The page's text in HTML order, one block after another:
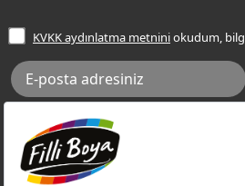
Frezya Rengi
Bilgi Toplumu Hizmetleri
İnternet Sitesi Kullanım Koşulları
KVKK Talep Formu
KVKK Aydınlatma Metni
KVKK aydınlatma metniniokudum,
Aksi tarafımca bildirilene dek, Betek
Filli Boya dahil tüm markaları ile ilgili
tanıtım faaliyetleri vb. ile ilgili olarak e-